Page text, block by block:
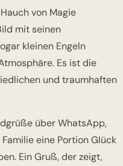
von Magie
mit seinen
kleinen Engeln
Es ist die
und traumhaften
über WhatsApp,
eine Portion Glück
Ein Gruß, der zeigt,